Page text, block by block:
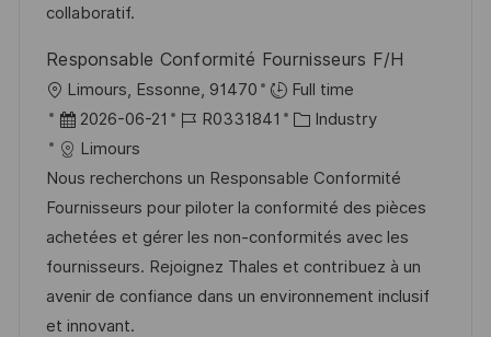
e
r
ö
f
e
n
t
l
r
e
collaboratif.
Responsable Conformité Fournisseurs F/H
O
r
t
Limours, Essonne, 91470
Full time
D
a
t
u
m
d
e
r
2026-06-21
J
b
-
I
D
R0331841
K
t
e
g
o
r
Industry
Limours
Nous recherchons un Responsable Conformité
Fournisseurs pour piloter la conformité des pièces
achetées et gérer les non-conformités avec les
fournisseurs. Rejoignez Thales et contribuez à un
avenir de confiance dans un environnement inclusif
et innovant.